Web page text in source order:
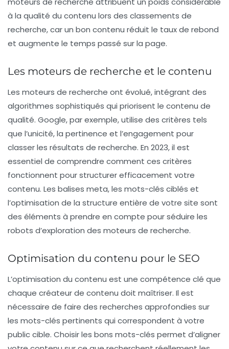
à la qualité du contenu lors des classements de
recherche, car un bon contenu réduit le taux de rebond
et augmente le temps passé sur la page.
Les moteurs de recherche et le contenu
Les moteurs de recherche ont évolué, intégrant des
algorithmes sophistiqués qui priorisent le contenu de
qualité. Google, par exemple, utilise des critères tels
que l’unicité, la pertinence et l’engagement pour
classer les résultats de recherche. En 2023, il est
essentiel de comprendre comment ces critères
fonctionnent pour structurer efficacement votre
contenu. Les balises meta, les mots-clés ciblés et
l’optimisation de la structure entière de votre site sont
des éléments à prendre en compte pour séduire les
robots d’exploration des moteurs de recherche.
Optimisation du contenu pour le SEO
L’optimisation du contenu est une compétence clé que
chaque créateur de contenu doit maîtriser. Il est
nécessaire de faire des recherches approfondies sur
les mots-clés pertinents qui correspondent à votre
public cible. Choisir les bons mots-clés permet d’aligner